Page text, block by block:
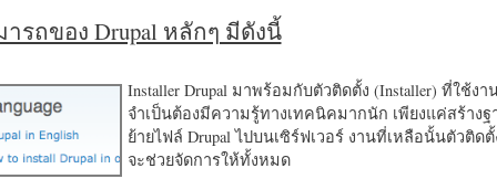
รถของ Drupal หลักๆ มีดังนี้
Installer Drupal มาพร้อมกับตัวติดตั้ง (Installer) ที่ใช้งา
จำเป็นต้องมีความรู้ทางเทคนิคมากนัก เพียงแค่สร้าง
ย้ายไฟล์ Drupal ไปบนเซิร์ฟเวอร์ งานที่เหลือนั้นตัวติดตั้
จะช่วยจัดการให้ทั้งหมด